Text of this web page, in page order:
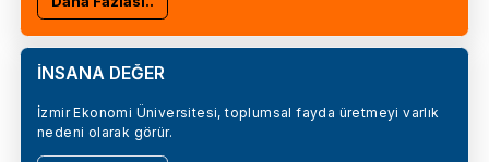
İNSANA DEĞER
İzmir Ekonomi Üniversitesi, toplumsal fayda üretmeyi varlık
nedeni olarak görür.